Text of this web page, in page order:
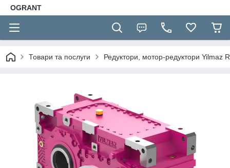
OGRANT
Товари та послуги Редуктори, мотор-редуктори Yilmaz